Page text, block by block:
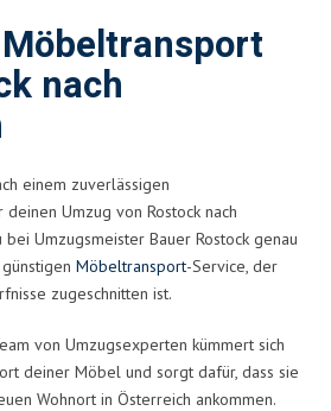
nach
einem zuverlässigen
Umzug von Rostock nach
Umzugsmeister Bauer Rostock genau
Möbeltransport-Service, der
zugeschnitten ist.
von Umzugsexperten kümmert sich
deiner Möbel und sorgt dafür, dass sie
Wohnort in Österreich ankommen.